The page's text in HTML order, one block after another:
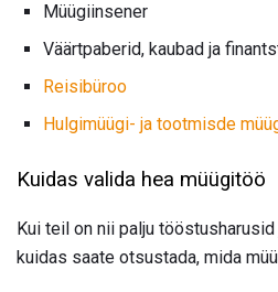
Müügiinsener
Väärtpaberid, kaubad ja
Reisibüroo
Hulgimüügi- ja tootmisde
Kuidas valida hea müügitöö
Kui teil on nii palju
kuidas saate otsustada, mida